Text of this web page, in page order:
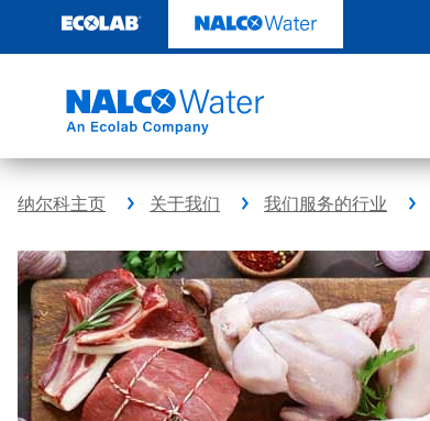
至
纳尔科主页 关于我们 我们服务的行业